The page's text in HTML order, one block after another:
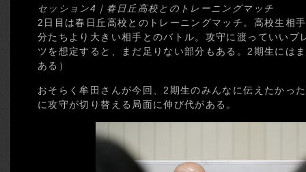
セッション4｜春日丘高校とのトレーニングマッチ
2日目は春日丘高校とのトレーニングマッチ。高校生相
分たちより大きい相手とのバトル。攻守に渡っていいプ
ツを想定すると、まだ足りない部分もある。2期生には
ある）
おそらく牟田さんが今回、2期生のみんなに伝えたかっ
に攻守が切り替える局面に伸び代がある。